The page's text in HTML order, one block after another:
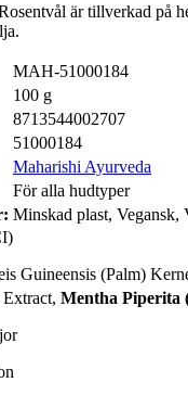
är tillverkad på
MAH-51000184
100 g
8713544002707
51000184
Maharishi Ayurveda
För alla hudtyper
Minskad plast, Vegansk,
Guineensis (Palm)
Mentha Piperita